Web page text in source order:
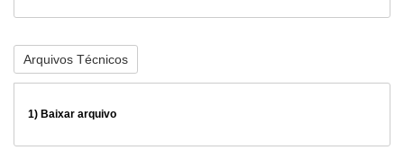
Arquivos Técnicos
1) Baixar arquivo